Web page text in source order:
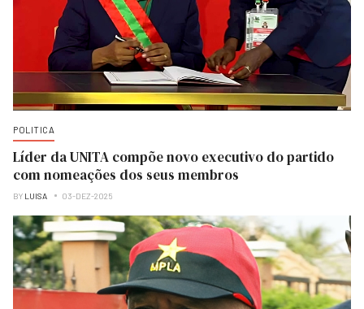
POLITICA
Líder da UNITA compõe novo executivo do partido
com nomeações dos seus membros
BY LUISA 03-DEZ-2025